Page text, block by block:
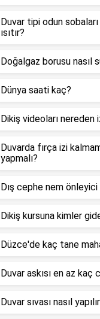
Duvar tipi odun
ısıtır?
Doğalgaz borusu nasıl
Dünya saati kaç?
Dikiş videoları nereden
Duvarda fırça izi
yapmalı?
Dış cephe nem önleyici
Dikiş kursuna kimler
Düzce'de kaç tane
Duvar askısı en az kaç
Duvar sıvası nasıl